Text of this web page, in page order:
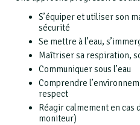
S’équiper et utiliser son
sécurité
Se mettre à l’eau,
Maîtriser sa respiration,
Communiquer sous l’eau
Comprendre
respect
Réagir calmement en cas
moniteur)